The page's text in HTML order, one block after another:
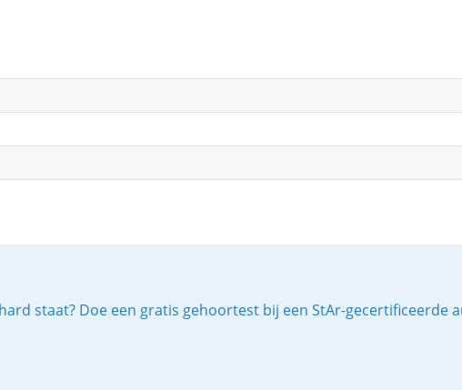
staat? Doe een gratis gehoortest bij een StAr-gecertificeerde